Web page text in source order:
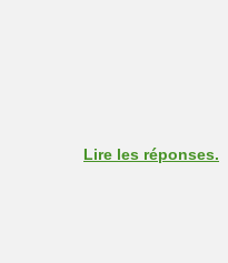
Lire les réponses.